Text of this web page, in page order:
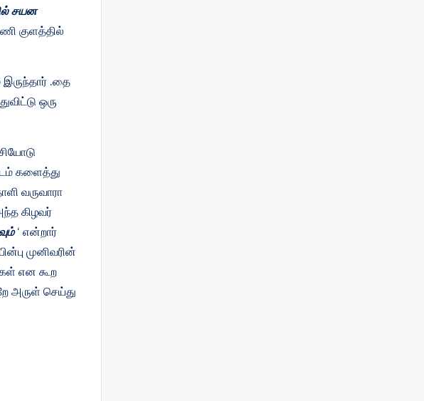
சயன
குளத்தில்
இருந்தார் .தை
ஒரு
களைத்து
வருவாரா
கிழவர்
‘ என்றார்
முனிவரின்
என கூற
அருள் செய்து